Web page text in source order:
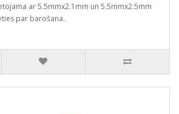
ar 5.5mmx2.1mm un 5.5mmx2.5mm
par barošana..